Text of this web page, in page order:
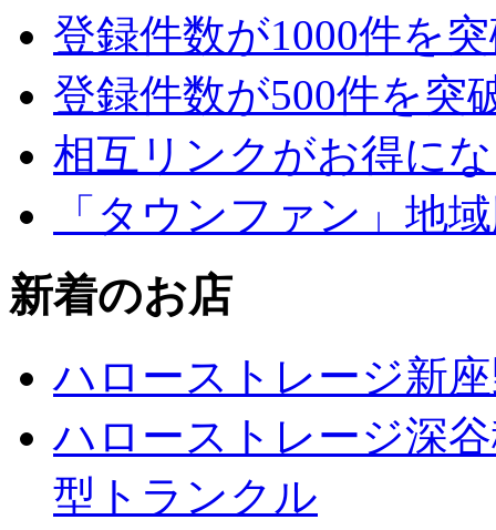
登録件数が1000件を
登録件数が500件を突
相互リンクがお得に
「タウンファン」地
新着のお店
ハローストレージ新
ハローストレージ深
型トランクル